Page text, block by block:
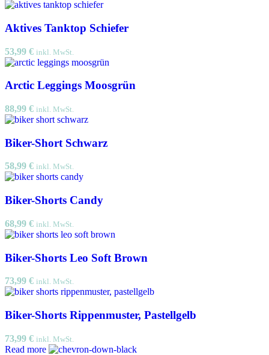
Aktives Tanktop Schiefer
53,99 € inkl. MwSt.
Arctic Leggings Moosgrün
88,99 € inkl. MwSt.
Biker-Short Schwarz
58,99 € inkl. MwSt.
Biker-Shorts Candy
68,99 € inkl. MwSt.
Biker-Shorts Leo Soft Brown
73,99 € inkl. MwSt.
Biker-Shorts Rippenmuster, Pastellgelb
73,99 € inkl. MwSt.
Read more